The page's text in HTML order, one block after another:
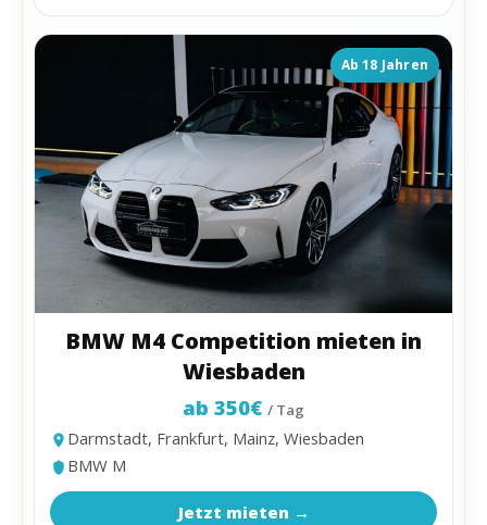
Ab 18 Jahren
BMW M4 Competition mieten in
Wiesbaden
ab 350€ / Tag
Darmstadt, Frankfurt, Mainz, Wiesbaden
BMW M
Jetzt mieten →